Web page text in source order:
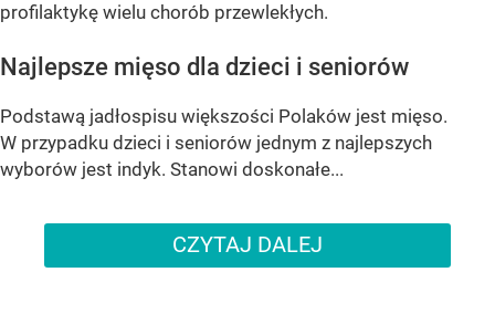
profilaktykę wielu chorób przewlekłych.
Najlepsze mięso dla dzieci i seniorów
Podstawą jadłospisu większości Polaków jest mięso.
W przypadku dzieci i seniorów jednym z najlepszych
wyborów jest indyk. Stanowi doskonałe...
CZYTAJ DALEJ